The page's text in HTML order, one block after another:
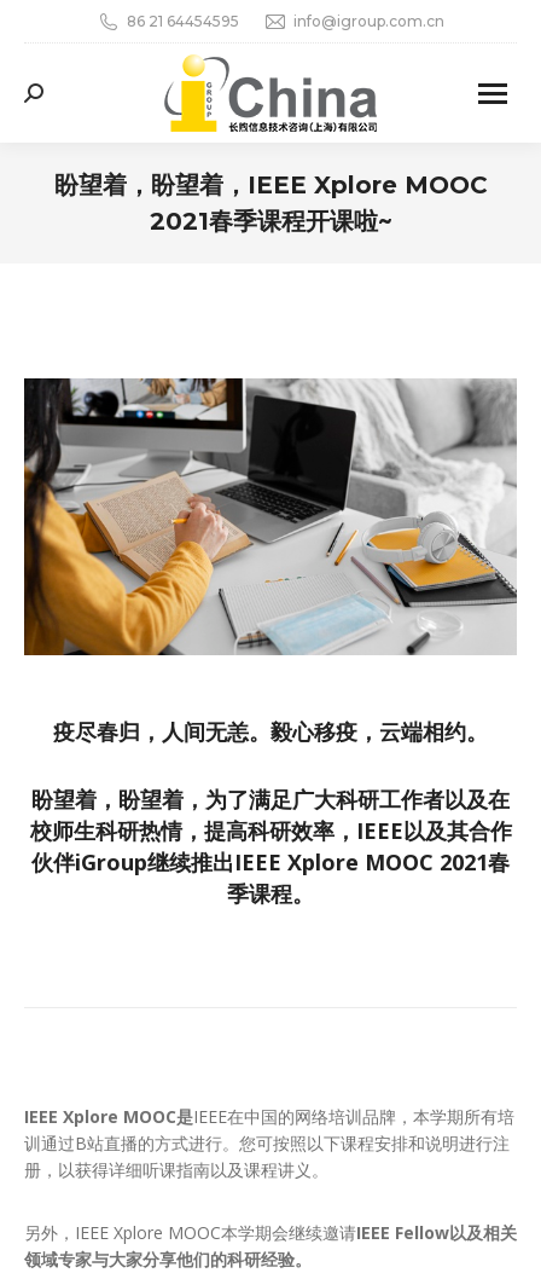
86 21 64454595 info@igroup.com.cn
Search:
盼望着，盼望着，IEEE Xplore MOOC
2021春季课程开课啦~
疫尽春归，人间无恙。毅心移疫，云端相约。
盼望着，盼望着，为了满足广大科研工作者以及在
校师生科研热情，提高科研效率，IEEE以及其合作
伙伴iGroup继续推出IEEE Xplore MOOC 2021春
季课程。
IEEE Xplore MOOC是IEEE在中国的网络培训品牌，本学期所有培
训通过B站直播的方式进行。您可按照以下课程安排和说明进行注
册，以获得详细听课指南以及课程讲义。
另外，IEEE Xplore MOOC本学期会继续邀请IEEE Fellow以及相关
领域专家与大家分享他们的科研经验。